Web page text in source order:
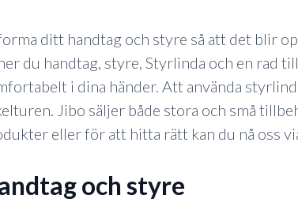
ditt handtag och styre så att det blir
du handtag, styre, Styrlinda och en rad
i dina händer. Att använda
Jibo säljer både stora och små
eller för att hitta rätt kan du nå oss
och styre